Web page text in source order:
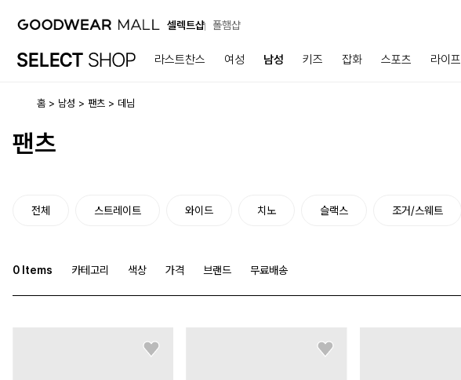
셀렉트샵 폴햄샵
라스트찬스 여성 남성 키즈 잡화 스포츠 라이프
홈 남성 팬츠 데님
팬츠
전체 스트레이트 와이드 치노 슬랙스 조거/스웨트
0 Items 카테고리 색상 가격 브랜드 무료배송